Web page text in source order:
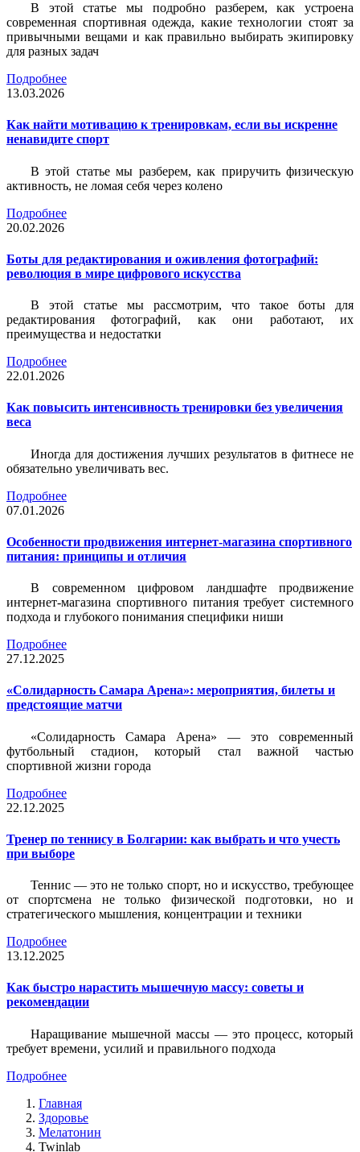
В этой статье мы подробно разберем, как устроена
современная спортивная одежда, какие технологии стоят за
привычными вещами и как правильно выбирать экипировку
для разных задач
Подробнее
13.03.2026
Как найти мотивацию к тренировкам, если вы искренне
ненавидите спорт
В этой статье мы разберем, как приручить физическую
активность, не ломая себя через колено
Подробнее
20.02.2026
Боты для редактирования и оживления фотографий:
революция в мире цифрового искусства
В этой статье мы рассмотрим, что такое боты для
редактирования фотографий, как они работают, их
преимущества и недостатки
Подробнее
22.01.2026
Как повысить интенсивность тренировки без увеличения
веса
Иногда для достижения лучших результатов в фитнесе не
обязательно увеличивать вес.
Подробнее
07.01.2026
Особенности продвижения интернет-магазина спортивного
питания: принципы и отличия
В современном цифровом ландшафте продвижение
интернет-магазина спортивного питания требует системного
подхода и глубокого понимания специфики ниши
Подробнее
27.12.2025
«Солидарность Самара Арена»: мероприятия, билеты и
предстоящие матчи
«Солидарность Самара Арена» — это современный
футбольный стадион, который стал важной частью
спортивной жизни города
Подробнее
22.12.2025
Тренер по теннису в Болгарии: как выбрать и что учесть
при выборе
Теннис — это не только спорт, но и искусство, требующее
от спортсмена не только физической подготовки, но и
стратегического мышления, концентрации и техники
Подробнее
13.12.2025
Как быстро нарастить мышечную массу: советы и
рекомендации
Наращивание мышечной массы — это процесс, который
требует времени, усилий и правильного подхода
Подробнее
Главная
Здоровье
Мелатонин
Twinlab